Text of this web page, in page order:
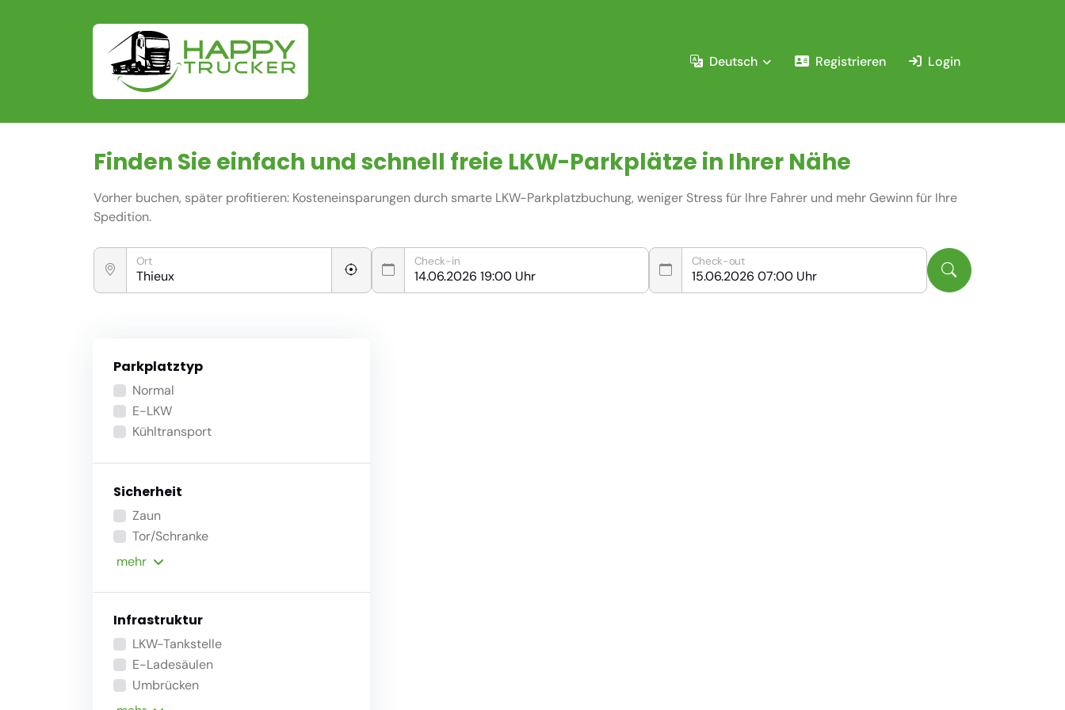
Deutsch Registrieren Login
Finden Sie einfach und schnell freie LKW-Parkplätze in Ihrer Nähe
Vorher buchen, später profitieren: Kosteneinsparungen durch smarte LKW-Parkplatzbuchung, weniger Stress für Ihre Fahrer und mehr Gewinn für Ihre
Spedition.
Ort Check-in Check-out
Parkplatztyp
Normal
E-LKW
Kühltransport
Sicherheit
Zaun
Tor/Schranke
mehr
Infrastruktur
LKW-Tankstelle
E-Ladesäulen
Umbrücken